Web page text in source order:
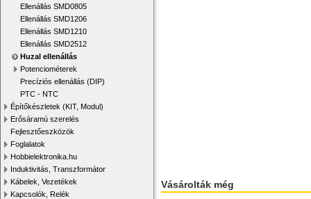
Ellenállás SMD0805
Ellenállás SMD1206
Ellenállás SMD1210
Ellenállás SMD2512
Huzal ellenállás
Potenciométerek
Precíziós ellenállás (DIP)
PTC - NTC
Építőkészletek (KIT, Modul)
Erősáramú szerelés
Fejlesztőeszközök
Foglalatok
Hobbielektronika.hu
Induktivitás, Transzformátor
Kábelek, Vezetékek
Kapcsolók, Relék
Vásárolták még